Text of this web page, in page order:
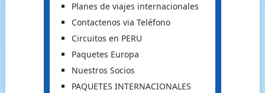
Planes de viajes internacionales
Contactenos via Teléfono
Circuitos en PERU
Paquetes Europa
Nuestros Socios
PAQUETES INTERNACIONALES